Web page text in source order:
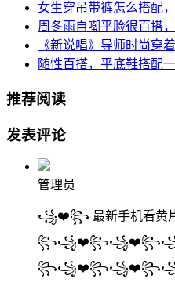
女生穿吊带裤怎么搭配
周冬雨自嘲平脸很百搭
《新说唱》导师时尚穿
随性百搭，平底鞋搭配
推荐阅读
发表评论
管理员
꧁❤️꧂ 最新手机看黄